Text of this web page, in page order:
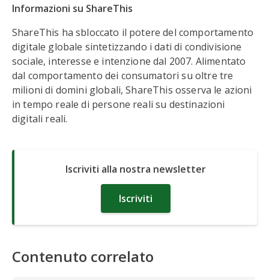
Informazioni su ShareThis
ShareThis ha sbloccato il potere del comportamento
digitale globale sintetizzando i dati di condivisione
sociale, interesse e intenzione dal 2007. Alimentato
dal comportamento dei consumatori su oltre tre
milioni di domini globali, ShareThis osserva le azioni
in tempo reale di persone reali su destinazioni
digitali reali.
Iscriviti alla nostra newsletter
Iscriviti
Contenuto correlato